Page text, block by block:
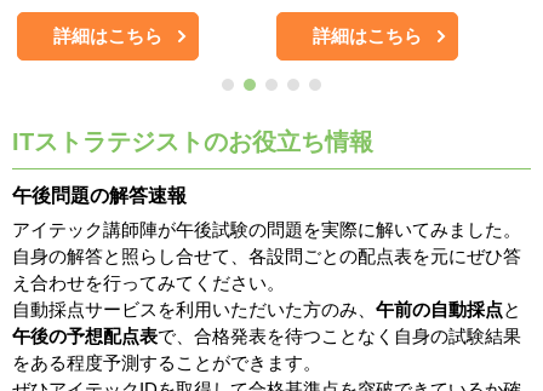
詳細はこちら 詳細はこちら
ITストラテジストのお役立ち情報
午後問題の解答速報
アイテック講師陣が午後試験の問題を実際に解いてみました。
自身の解答と照らし合せて、各設問ごとの配点表を元にぜひ答
え合わせを行ってみてください。
自動採点サービスを利用いただいた方のみ、 午前の自動採点と
午後の予想配点表で、合格発表を待つことなく自身の試験結果
をある程度予測することができます。